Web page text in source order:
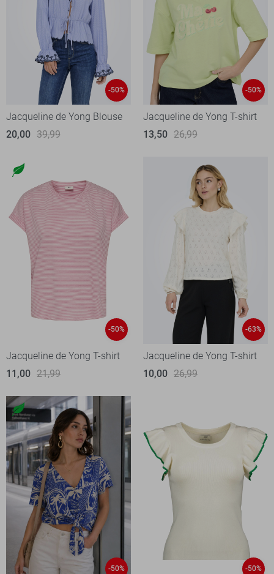
-50%
Jacqueline de Yong Blouse
20,00 39,99
-50%
Jacqueline de Yong T-shirt
13,50 26,99
-50%
Jacqueline de Yong T-shirt
11,00 21,99
-63%
Jacqueline de Yong T-shirt
10,00 26,99
-50% -50%